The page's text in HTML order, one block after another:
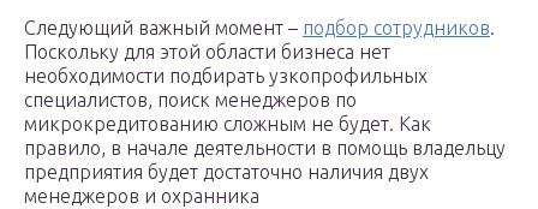
Следующий важный момент – подбор сотрудников.
Поскольку для этой области бизнеса нет
необходимости подбирать узкопрофильных
специалистов, поиск менеджеров по
микрокредитованию сложным не будет. Как
правило, в начале деятельности в помощь владельцу
предприятия будет достаточно наличия двух
менеджеров и охранника